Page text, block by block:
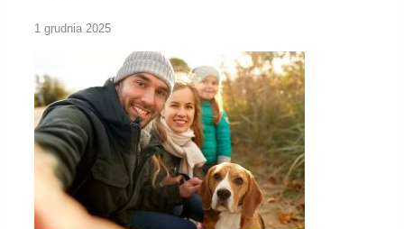
1 grudnia 2025